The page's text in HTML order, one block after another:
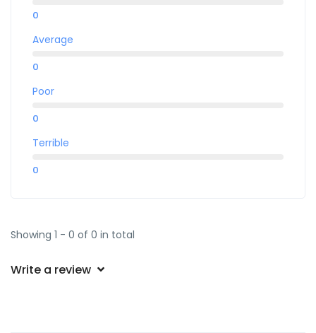
0
Average
0
Poor
0
Terrible
0
Showing 1 - 0 of 0 in total
Write a review